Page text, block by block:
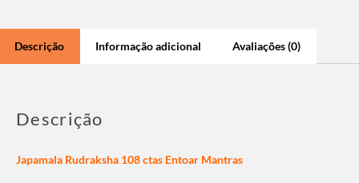
Descrição Informação adicional Avaliações (0)
Descrição
Japamala Rudraksha 108 ctas Entoar Mantras